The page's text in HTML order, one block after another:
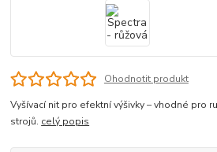
Ohodnotit produkt
Vyšívací nit pro efektní výšivky – vhodné pro
strojů. celý popis